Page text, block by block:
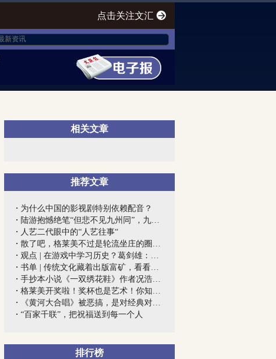
点击关注文汇
相关文章
推荐文章
为什么中国的影视剧特别依赖配音？
陆游抱憾绝笔“但悲不见九州同”，九州究...
人艺二代眼中的“人艺往事“
散了吧，格莱美不过是轮流坐庄的圈子游戏
观点 | 在游戏中学习历史？葛剑雄：妄想
书单 | 传统文化藏着出版富矿，看看学者...
手抄本小说《一双绣花鞋》作者况浩文去世...
格莱美开奖啦！奖杯也是艺术！你知道这些...
《黄河大合唱》被恶搞，是对经典对历史的...
“百家千联”，把祝福送到每一个人
排行榜